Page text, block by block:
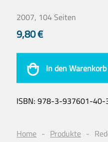
2007, 104 Seiten
9,80€
In den Warenkorb
ISBN:978-3-937601-40-
Home Produkte